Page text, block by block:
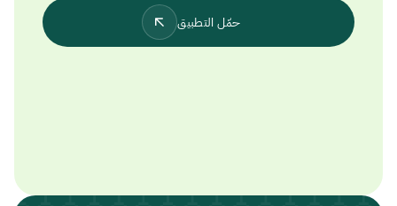
حمّل التطبيق